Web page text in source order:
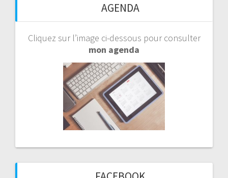
AGENDA
Cliquez sur l’image ci-dessous pour consulter
mon agenda